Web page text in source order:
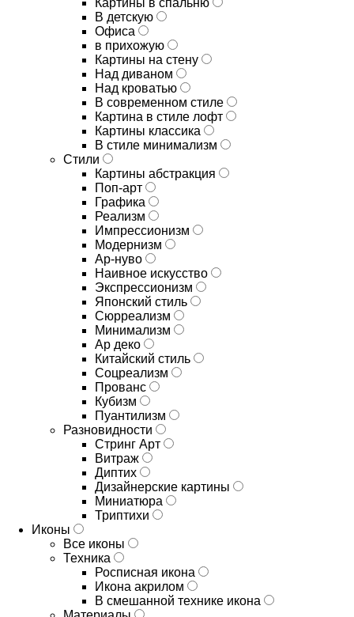
Картины в спальню
В детскую
Офиса
в прихожую
Картины на стену
Над диваном
Над кроватью
В современном стиле
Картина в стиле лофт
Картины классика
В стиле минимализм
Стили
Картины абстракция
Поп-арт
Графика
Реализм
Импрессионизм
Модернизм
Ар-нуво
Наивное искусство
Экспрессионизм
Японский стиль
Сюрреализм
Минимализм
Ар деко
Китайский стиль
Соцреализм
Прованс
Кубизм
Пуантилизм
Разновидности
Стринг Арт
Витраж
Диптих
Дизайнерские картины
Миниатюра
Триптихи
Иконы
Все иконы
Техника
Росписная икона
Икона акрилом
В смешанной технике икона